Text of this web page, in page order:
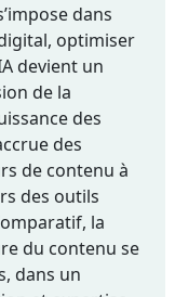
dans
optimiser
devient un
de la
des
des
de contenu à
des outils
la
du contenu se
dans un